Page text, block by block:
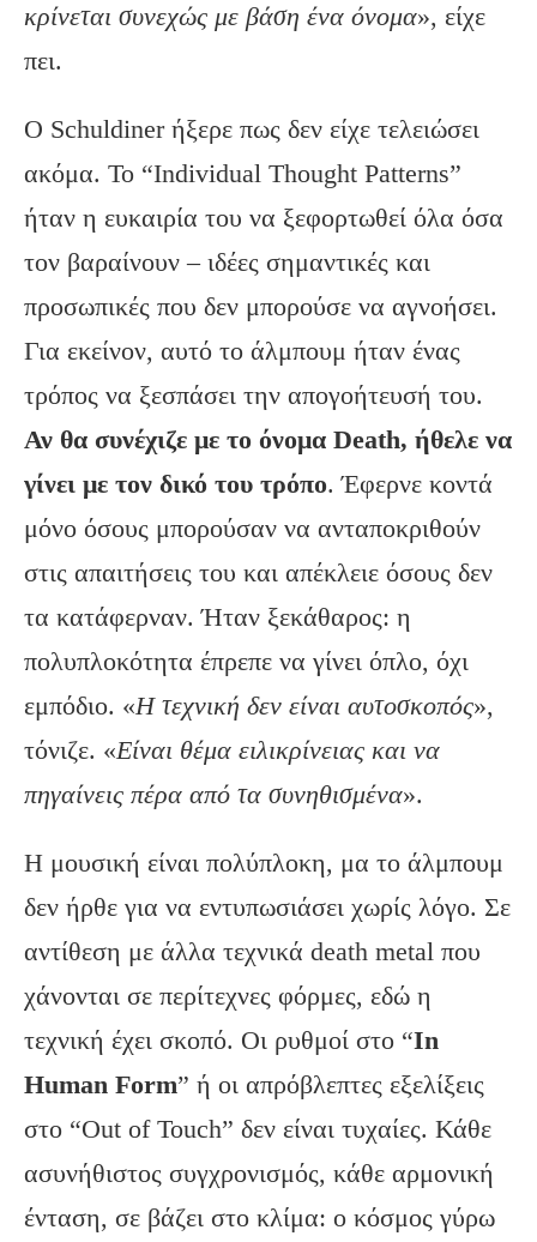
κρίνεται συνεχώς με βάση ένα όνομα», είχε
πει.
Ο Schuldiner ήξερε πως δεν είχε τελειώσει
ακόμα. Το “Individual Thought Patterns”
ήταν η ευκαιρία του να ξεφορτωθεί όλα όσα
τον βαραίνουν – ιδέες σημαντικές και
προσωπικές που δεν μπορούσε να αγνοήσει.
Για εκείνον, αυτό το άλμπουμ ήταν ένας
τρόπος να ξεσπάσει την απογοήτευσή του.
Αν θα συνέχιζε με το όνομα Death, ήθελε να
γίνει με τον δικό του τρόπο. Έφερνε κοντά
μόνο όσους μπορούσαν να ανταποκριθούν
στις απαιτήσεις του και απέκλειε όσους δεν
τα κατάφερναν. Ήταν ξεκάθαρος: η
πολυπλοκότητα έπρεπε να γίνει όπλο, όχι
εμπόδιο. «Η τεχνική δεν είναι αυτοσκοπός»,
τόνιζε. «Είναι θέμα ειλικρίνειας και να
πηγαίνεις πέρα από τα συνηθισμένα».
Η μουσική είναι πολύπλοκη, μα το άλμπουμ
δεν ήρθε για να εντυπωσιάσει χωρίς λόγο. Σε
αντίθεση με άλλα τεχνικά death metal που
χάνονται σε περίτεχνες φόρμες, εδώ η
τεχνική έχει σκοπό. Οι ρυθμοί στο “In
Human Form” ή οι απρόβλεπτες εξελίξεις
στο “Out of Touch” δεν είναι τυχαίες. Κάθε
ασυνήθιστος συγχρονισμός, κάθε αρμονική
ένταση, σε βάζει στο κλίμα: ο κόσμος γύρω